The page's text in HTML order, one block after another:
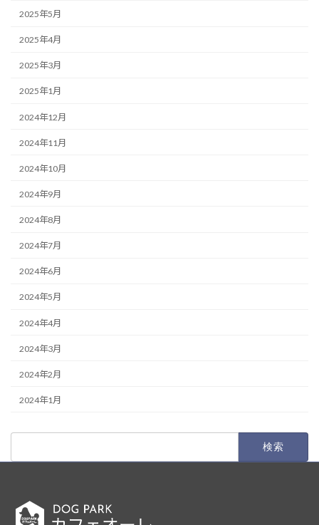
2025年5月
2025年4月
2025年3月
2025年1月
2024年12月
2024年11月
2024年10月
2024年9月
2024年8月
2024年7月
2024年6月
2024年5月
2024年4月
2024年3月
2024年2月
2024年1月